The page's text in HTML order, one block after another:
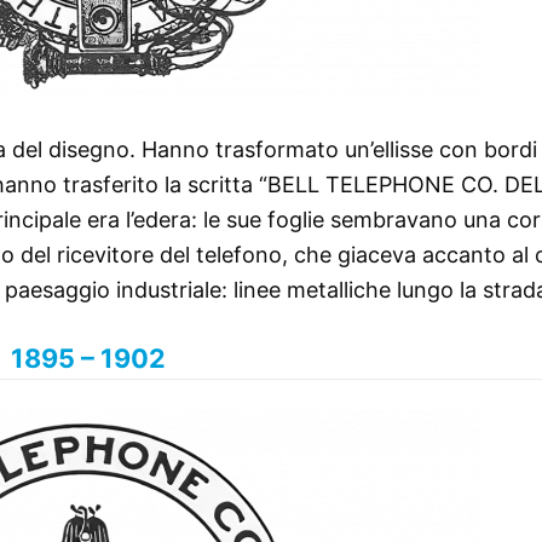
disegno. Hanno trasformato un’ellisse con bordi
trasferito la scritta “BELL TELEPHONE CO.
era l’edera: le sue foglie sembravano una
del ricevitore del telefono, che giaceva accanto al
industriale: linee metalliche lungo la
1895 – 1902